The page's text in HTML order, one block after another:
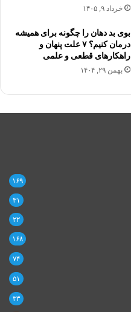
خرداد ۹, ۱۴۰۵
بوی بد دهان را چگونه برای همیشه
درمان کنیم؟ ۷ علت پنهان و
راهکارهای قطعی و علمی
بهمن ۲۹, ۱۴۰۴
۱۶۹
۳۱
۲۲
۱۶۸
۷۴
۵۱
۳۳